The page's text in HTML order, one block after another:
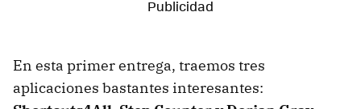
En esta primer entrega, traemos tres
aplicaciones bastantes interesantes: